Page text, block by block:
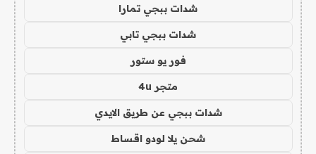
شدات ببجي تمارا
شدات ببجي تابي
فور يو ستور
متجر 4u
شدات ببجي عن طريق الايدي
شحن يلا لودو اقساط